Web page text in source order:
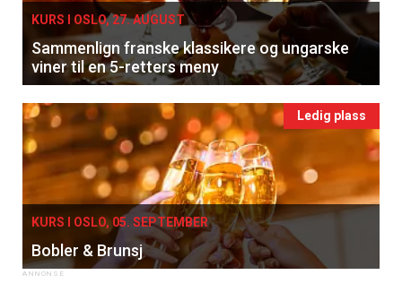
KURS I OSLO, 27. AUGUST
Sammenlign franske klassikere og ungarske
viner til en 5-retters meny
Ledig plass
KURS I OSLO, 05. SEPTEMBER
Bobler & Brunsj